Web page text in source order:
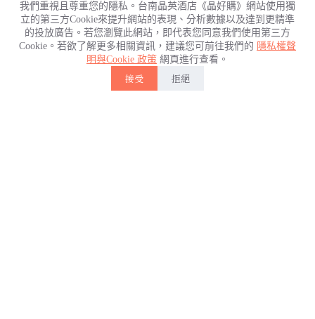
我們重視且尊重您的隱私。台南晶英酒店《晶好購》網站使用獨
立的第三方Cookie來提升網站的表現、分析數據以及達到更精準
的投放廣告。若您瀏覽此網站，即代表您同意我們使用第三方
Cookie。若欲了解更多相關資訊，建議您可前往我們的 隱私權聲
明與Cookie 政策 網頁進行查看。
接受 拒絕
編號：273
統一編號：
53677987
食品業者登錄字